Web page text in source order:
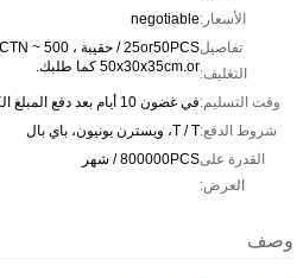
الأسعار:negotiable
تفاصيل
التغليف:50x30x35cm.or كما طلبك.
وقت التسليم:في غضون 10 أيام بعد دفع المبلغ الكامل
شروط الدفع:T / T، ويسترن يونيون، باي بال
القدرة على
العرض:
800000PCS / شهر
وصف